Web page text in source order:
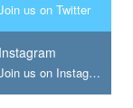
us on Twitter
Instagram
Join us on Instagram